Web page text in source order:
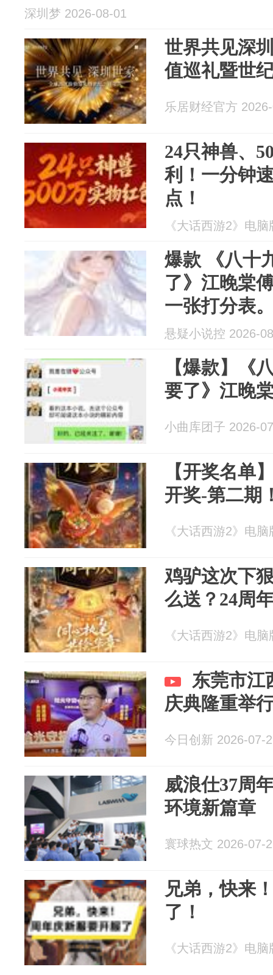
深圳梦 2026-08-01
世界共见深
值巡礼暨世
乐居财经官方
24只神兽、
利！一分钟
点！
《大话西游2》电
爆款 《八十
了》江晚棠
一张打分表
悬疑小说控 2026-
【爆款】《
要了》江晚
小曲库团子 2026-
【开奖名单
开奖-第二期
《大话西游2》电
鸡驴这次下
么送？24周
《大话西游2》电
东莞市江
庆典隆重举
今日创新 2026-07-
威浪仕37周
环境新篇章
寰球热文 2026-07-
兄弟，快来
了！
《大话西游2》电